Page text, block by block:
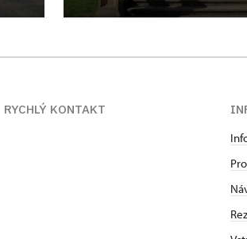
RYCHLÝ KONTAKT